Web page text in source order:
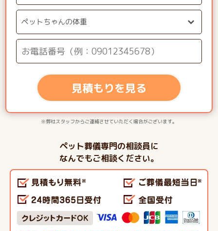
見積もりを見る
※弊社スタッフからご連絡させていただく場合がございます。
ペット葬儀専門の相談員に
なんでもご相談ください。